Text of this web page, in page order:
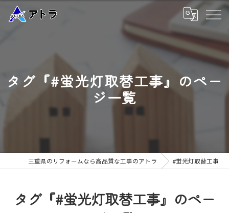
タグ『#蛍光灯取替工事』のペー
ジ一覧
三重県のリフォームなら高品質な工事のアトラ #蛍光灯取替工事
タグ『#蛍光灯取替工事』のペー